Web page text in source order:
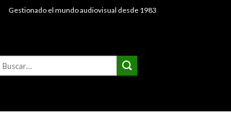
Gestionado el mundo audiovisual desde 1983